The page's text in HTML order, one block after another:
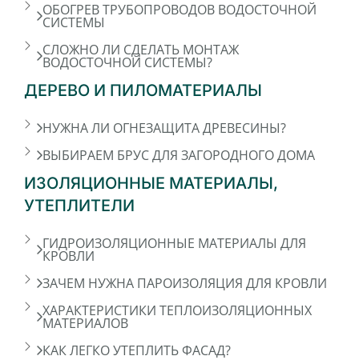
ОБОГРЕВ ТРУБОПРОВОДОВ ВОДОСТОЧНОЙ
СИСТЕМЫ
СЛОЖНО ЛИ СДЕЛАТЬ МОНТАЖ
ВОДОСТОЧНОЙ СИСТЕМЫ?
ДЕРЕВО И ПИЛОМАТЕРИАЛЫ
НУЖНА ЛИ ОГНЕЗАЩИТА ДРЕВЕСИНЫ?
ВЫБИРАЕМ БРУС ДЛЯ ЗАГОРОДНОГО ДОМА
ИЗОЛЯЦИОННЫЕ МАТЕРИАЛЫ,
УТЕПЛИТЕЛИ
ГИДРОИЗОЛЯЦИОННЫЕ МАТЕРИАЛЫ ДЛЯ
КРОВЛИ
ЗАЧЕМ НУЖНА ПАРОИЗОЛЯЦИЯ ДЛЯ КРОВЛИ
ХАРАКТЕРИСТИКИ ТЕПЛОИЗОЛЯЦИОННЫХ
МАТЕРИАЛОВ
КАК ЛЕГКО УТЕПЛИТЬ ФАСАД?